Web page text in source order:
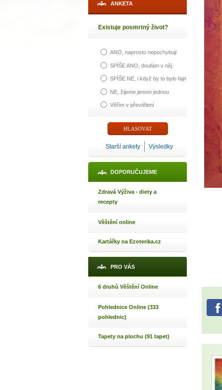
Máte
ANKETA
Existuje posmrtný život?
ANO, naprosto nepochybuji
SPÍŠE ANO, doufám v něj
SPÍŠE NE, i když by to bylo fajn
NE, žijeme jenom jednou
Věřím v převtělení
Starší ankety Výsledky
DOPORUČUJEME
Zdravá Výživa - diety a
recepty
Věštění online
Kartářky na Ezoterika.cz
PRO VÁS
6 druhů Věštění Online
Pohlednice Online (333
pohlednic)
Tapety na plochu (91 tapet)